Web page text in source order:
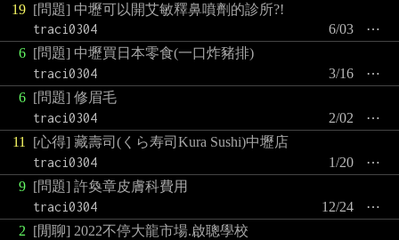
19 [問題] 中壢可以開艾敏釋鼻噴劑的診所?!
traci0304
⋯
6/03
6 [問題] 中壢買日本零食(一口炸豬排)
traci0304
⋯
3/16
6 [問題] 修眉毛
traci0304
⋯
2/02
11
[心得] 藏壽司(くら寿司Kura Sushi)中壢店
traci0304
⋯
1/20
9 [問題] 許奐章皮膚科費用
traci0304
⋯
12/24
2 [閒聊] 2022不停大龍市場.啟聰學校